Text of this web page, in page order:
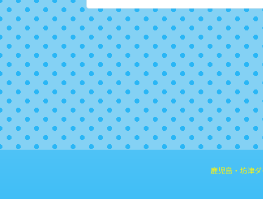
鹿児島・坊津